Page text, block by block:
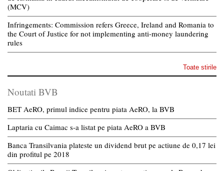
(MCV)
Infringements: Commission refers Greece, Ireland and Romania to
the Court of Justice for not implementing anti-money laundering
rules
Toate stirile
Noutati BVB
BET AeRO, primul indice pentru piata AeRO, la BVB
Laptaria cu Caimac s-a listat pe piata AeRO a BVB
Banca Transilvania plateste un dividend brut pe actiune de 0,17 lei
din profitul pe 2018